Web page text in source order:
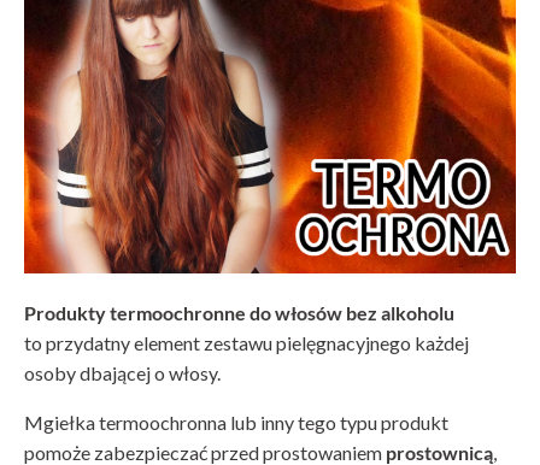
Produkty termoochronne do włosów bez alkoholu
to przydatny element zestawu pielęgnacyjnego każdej
osoby dbającej o włosy.
Mgiełka termoochronna lub inny tego typu produkt
pomoże zabezpieczać przed prostowaniem prostownicą